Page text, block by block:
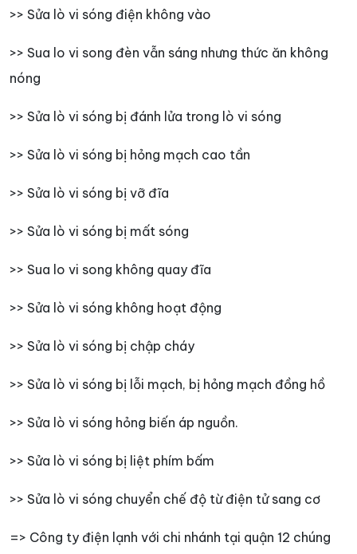
>> Sửa lò vi sóng điện không vào
>> Sua lo vi song đèn vẫn sáng nhưng thức ăn không
nóng
>> Sửa lò vi sóng bị đánh lửa trong lò vi sóng
>> Sửa lò vi sóng bị hỏng mạch cao tần
>> Sửa lò vi sóng bị vỡ đĩa
>> Sửa lò vi sóng bị mất sóng
>> Sua lo vi song không quay đĩa
>> Sửa lò vi sóng không hoạt động
>> Sửa lò vi sóng bị chập cháy
>> Sửa lò vi sóng bị lỗi mạch, bị hỏng mạch đồng hồ
>> Sửa lò vi sóng hỏng biến áp nguồn.
>> Sửa lò vi sóng bị liệt phím bấm
>> Sửa lò vi sóng chuyển chế độ từ điện tử sang cơ
=> Công ty điện lạnh với chi nhánh tại quận 12 chúng